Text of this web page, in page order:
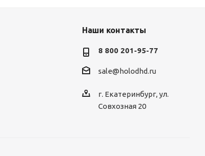
Наши контакты
8 800 201-95-77
sale@holodhd.ru
г. Екатеринбург, ул.
Совхозная 20